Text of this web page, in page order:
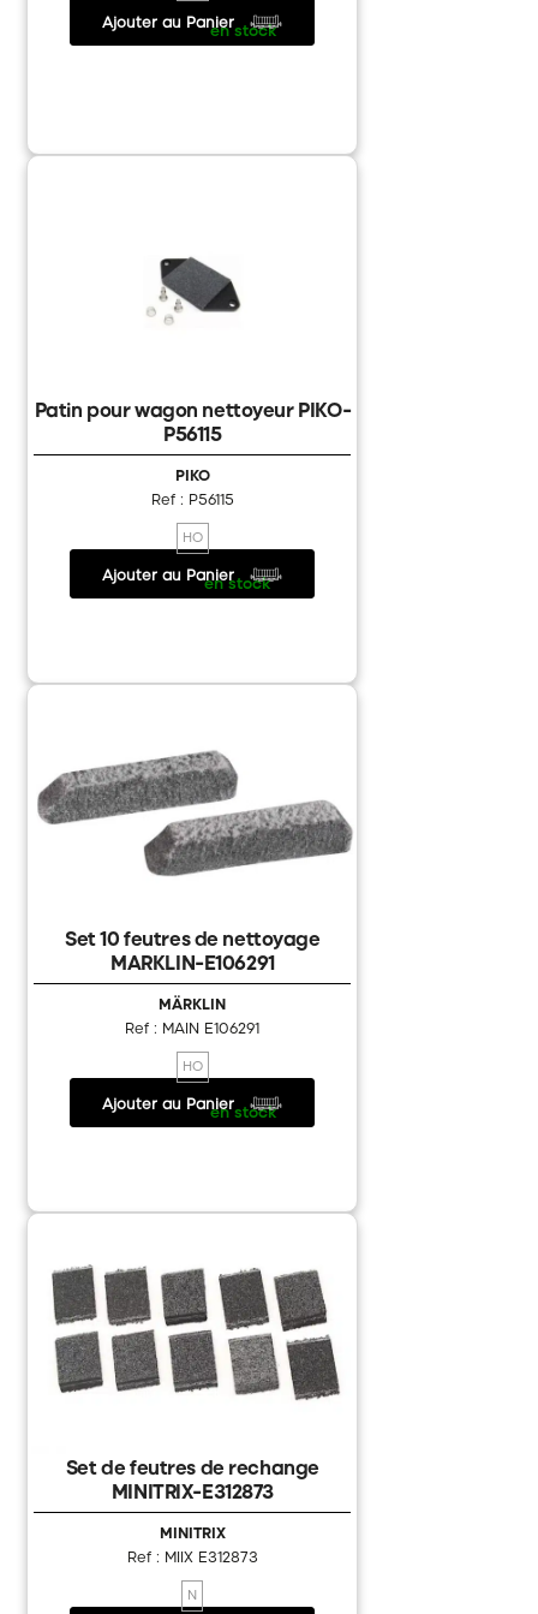
16.95 € / en stock
Ajouter au Panier
Patin pour wagon nettoyeur PIKO-
P56115
PIKO
Ref : P56115
HO
7.25 € /en stock
Ajouter au Panier
Set 10 feutres de nettoyage
MARKLIN-E106291
MÄRKLIN
Ref : MAIN E106291
HO
12.90 € / en stock
Ajouter au Panier
Set de feutres de rechange
MINITRIX-E312873
MINITRIX
Ref : MIIX E312873
N